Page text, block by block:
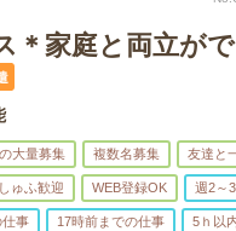
＊家庭と両立が
大量募集 複数名募集 友達と
しゅふ歓迎 WEB登録OK 週2～
事 17時前までの仕事 5ｈ以